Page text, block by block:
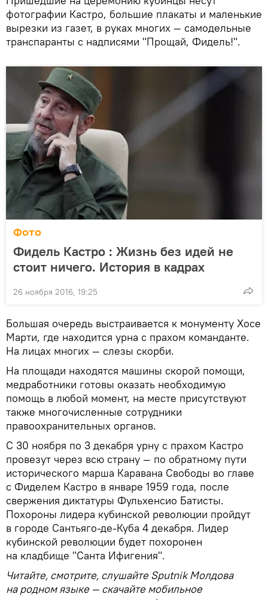
фотографии Кастро, большие плакаты и маленькие
вырезки из газет, в руках многих — самодельные
транспаранты с надписями "Прощай, Фидель!".
Фото
Фидель Кастро : Жизнь без идей не
стоит ничего. История в кадрах
26 ноября 2016, 19:25
Большая очередь выстраивается к монументу Хосе
Марти, где находится урна с прахом команданте.
На лицах многих — слезы скорби.
На площади находятся машины скорой помощи,
медработники готовы оказать необходимую
помощь в любой момент, на месте присутствуют
также многочисленные сотрудники
правоохранительных органов.
С 30 ноября по 3 декабря урну с прахом Кастро
провезут через всю страну — по обратному пути
исторического марша Каравана Свободы во главе
с Фиделем Кастро в январе 1959 года, после
свержения диктатуры Фульхенсио Батисты.
Похороны лидера кубинской революции пройдут
в городе Сантьяго-де-Куба 4 декабря. Лидер
кубинской революции будет похоронен
на кладбище "Санта Ифигения".
Читайте, смотрите, слушайте Sputnik Молдова
на родном языке — скачайте мобильное